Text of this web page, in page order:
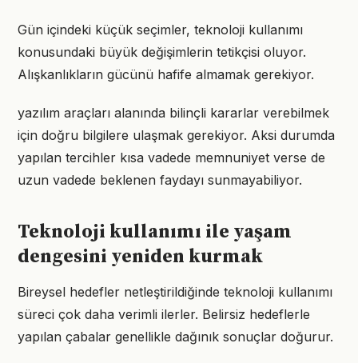
Gün içindeki küçük seçimler, teknoloji kullanımı
konusundaki büyük değişimlerin tetikçisi oluyor.
Alışkanlıkların gücünü hafife almamak gerekiyor.
yazılım araçları alanında bilinçli kararlar verebilmek
için doğru bilgilere ulaşmak gerekiyor. Aksi durumda
yapılan tercihler kısa vadede memnuniyet verse de
uzun vadede beklenen faydayı sunmayabiliyor.
Teknoloji kullanımı ile yaşam
dengesini yeniden kurmak
Bireysel hedefler netleştirildiğinde teknoloji kullanımı
süreci çok daha verimli ilerler. Belirsiz hedeflerle
yapılan çabalar genellikle dağınık sonuçlar doğurur.